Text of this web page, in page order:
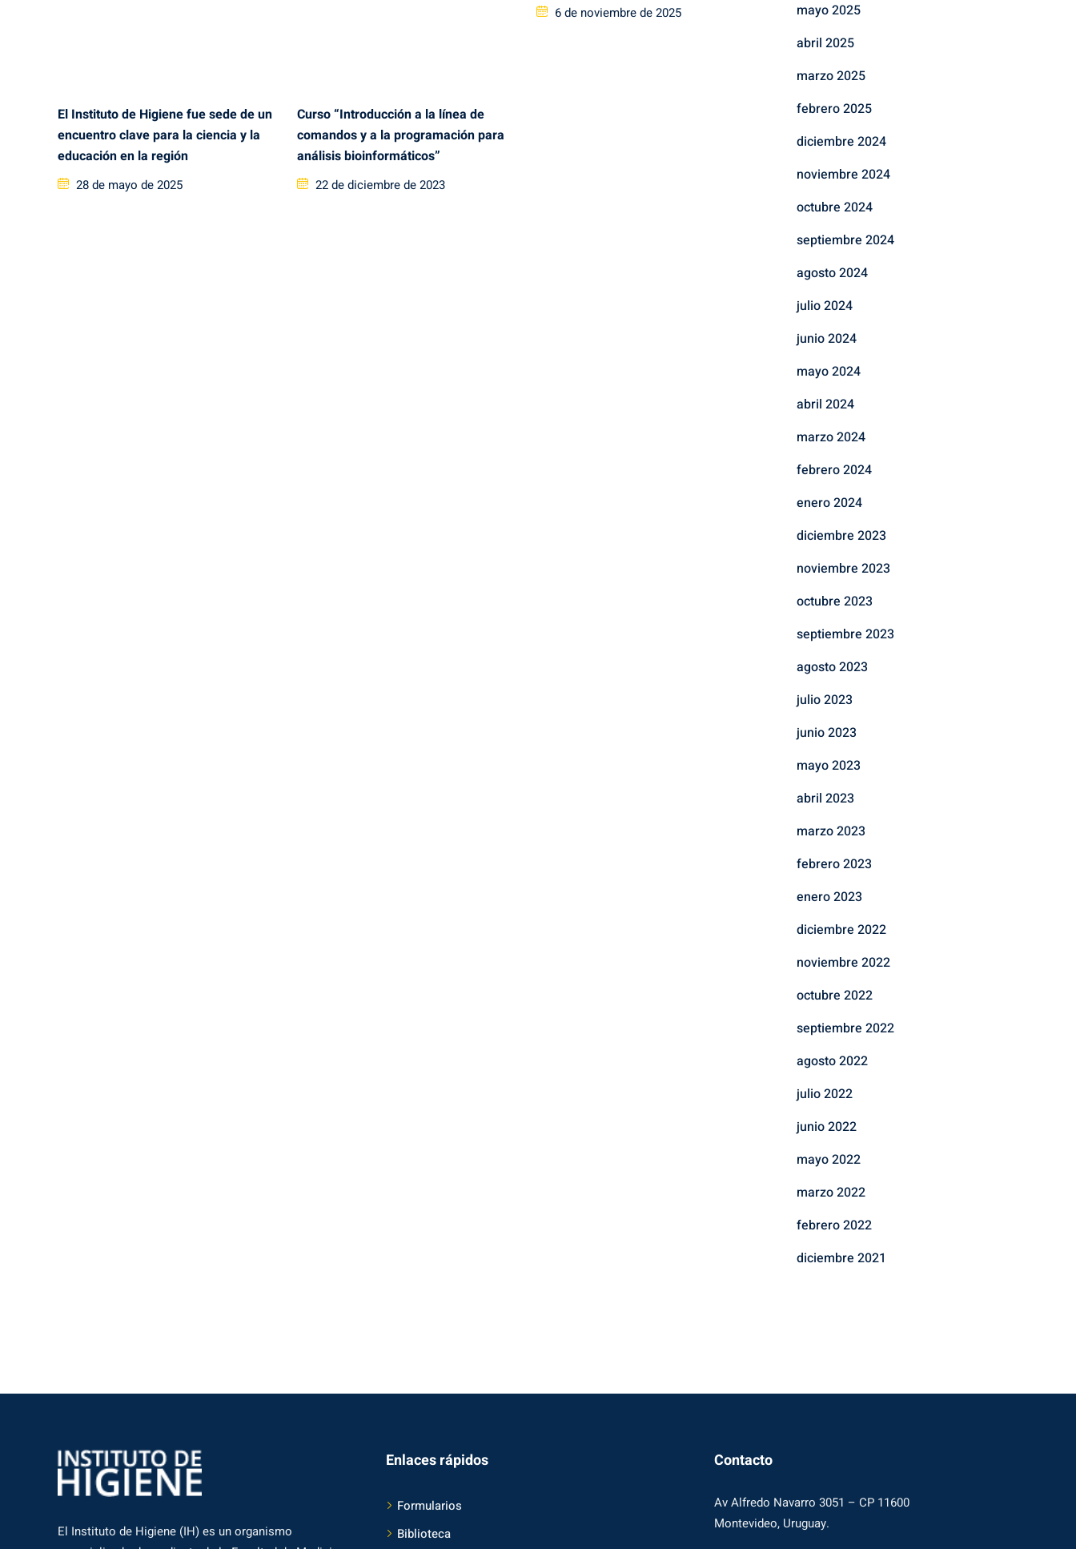
Posted
6 de noviembre de 2025
El Instituto de Higiene fue sede de un
encuentro clave para la ciencia y la
educación en la región
Posted
28 de mayo de 2025
Curso “Introducción a la línea de
comandos y a la programación para
análisis bioinformáticos”
Posted
22 de diciembre de 2023
mayo 2025
abril 2025
marzo 2025
febrero 2025
diciembre 2024
noviembre 2024
octubre 2024
septiembre 2024
agosto 2024
julio 2024
junio 2024
mayo 2024
abril 2024
marzo 2024
febrero 2024
enero 2024
diciembre 2023
noviembre 2023
octubre 2023
septiembre 2023
agosto 2023
julio 2023
junio 2023
mayo 2023
abril 2023
marzo 2023
febrero 2023
enero 2023
diciembre 2022
noviembre 2022
octubre 2022
septiembre 2022
agosto 2022
julio 2022
junio 2022
mayo 2022
marzo 2022
febrero 2022
diciembre 2021
El Instituto de Higiene (IH) es un organismo
Enlaces rápidos
Formularios
Biblioteca
Contacto
Av Alfredo Navarro 3051 – CP 11600
Montevideo, Uruguay.